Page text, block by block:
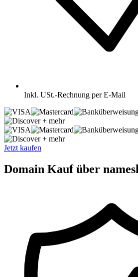
Inkl. USt.-Rechnung per E-Mail
+ mehr
+ mehr
Jetzt kaufen
Domain Kauf über